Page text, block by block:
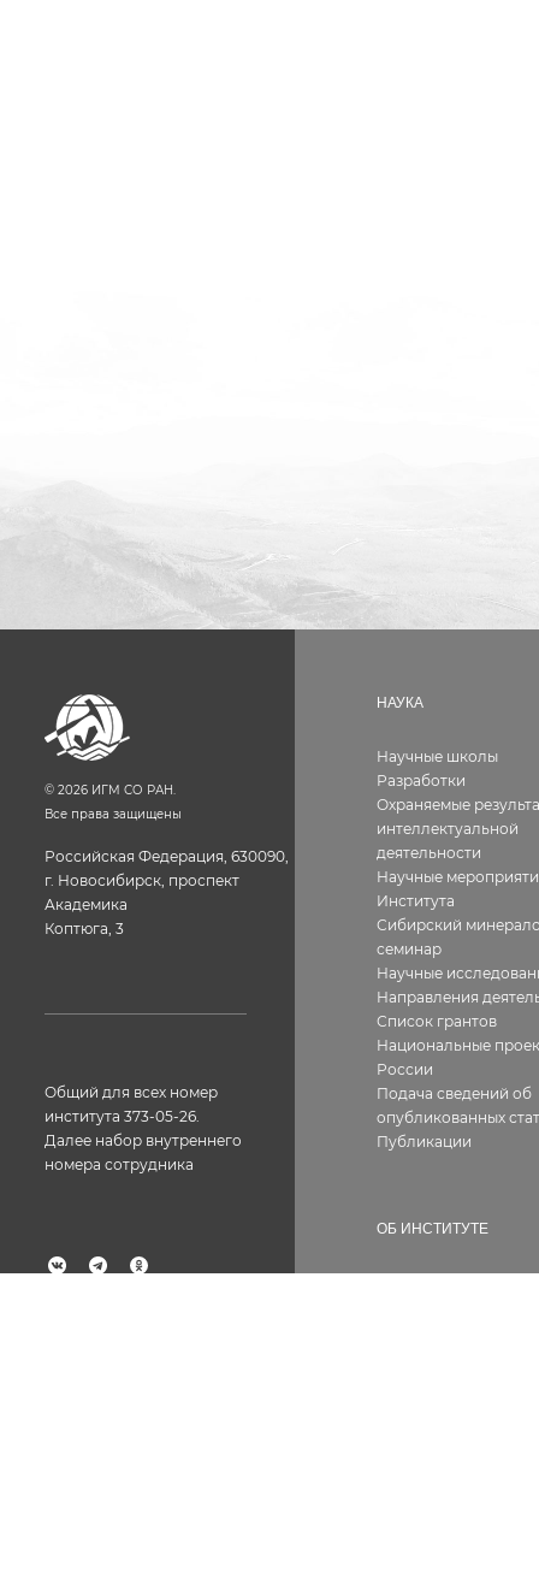
© 2026 ИГМ СО РАН.
Все права защищены
Российская Федерация, 630090,
г. Новосибирск, проспект
Академика
Коптюга, 3
Общий для всех номер
института 373-05-26.
Далее набор внутреннего
номера сотрудника
НАУКА
Научные школы
Разработки
Охраняемые
интеллектуальной
деятельности
Научные
Института
Сибирский
семинар
Научные
Направления
Список грантов
Национальные
России
Подача сведений об
опубликованных
Публикации
ОБ ИНСТИТУТЕ